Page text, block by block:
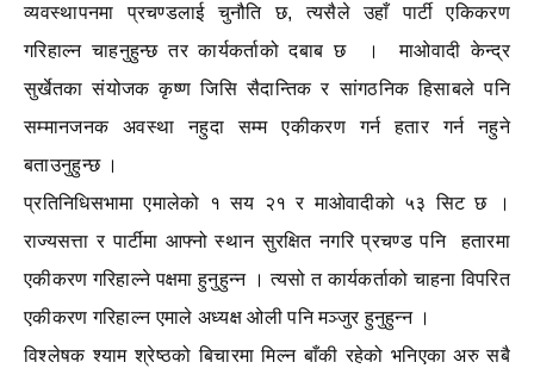
व्यवस्थापनमा प्रचण्डलाई चुनौति छ, त्यसैले उहाँ पार्टी एकिकरण
गरिहाल्न चाहनुहुन्छ तर कार्यकर्ताको दबाब छ । माओवादी केन्द्र
सुर्खेतका संयोजक कृष्ण जिसि सैदान्तिक र सांगठनिक हिसाबले पनि
सम्मानजनक अवस्था नहुदा सम्म एकीकरण गर्न हतार गर्न नहुने
बताउनुहुन्छ ।
प्रतिनिधिसभामा एमालेको १ सय २१ र माओवादीको ५३ सिट छ ।
राज्यसत्ता र पार्टीमा आफ्नो स्थान सुरक्षित नगरि प्रचण्ड पनि हतारमा
एकीकरण गरिहाल्ने पक्षमा हुनुहुन्न । त्यसो त कार्यकर्ताको चाहना विपरित
एकीकरण गरिहाल्न एमाले अध्यक्ष ओली पनि मञ्जुर हुनुहुन्न ।
विश्लेषक श्याम श्रेष्ठको बिचारमा मिल्न बाँकी रहेको भनिएका अरु सबै